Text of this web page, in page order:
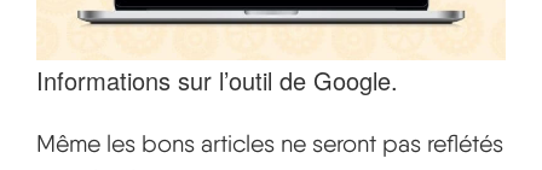
Informations sur l’outil de Google.
Même les bons articles ne seront pas reflétés